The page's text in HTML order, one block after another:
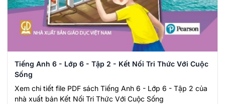
Tiếng Anh 6 - Lớp 6 - Tập 2 - Kết Nối Tri Thức Với Cuộc
Sống
Xem chi tiết file PDF sách Tiếng Anh 6 - Lớp 6 - Tập 2 của
nhà xuất bản Kết Nối Tri Thức Với Cuộc Sống